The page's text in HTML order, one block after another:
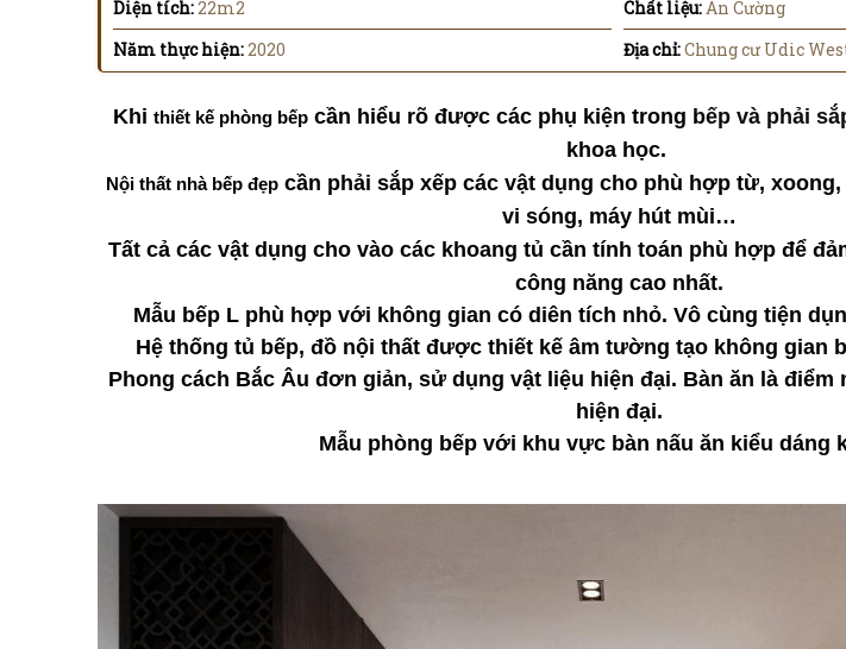
Diện tích:22m2 Chất liệu:An Cường
Năm thực hiện:2020 Địa chỉ:Chung cư Udic
Khi thiết kế phòng bếpcần hiểu rõ được các phụ kiện trong bếp và phải
khoa học.
Nội thất nhà bếp đẹp cần phải sắp xếp các vật dụng cho phù hợp từ,
vi sóng, máy hút mùi…
Tất cả các vật dụng cho vào các khoang tủ cần tính toán phù hợp để
công năng cao nhất.
Mẫu bếp L phù hợp với không gian có diên tích nhỏ. Vô cùng tiện
Hệ thống tủ bếp, đồ nội thất được thiết kế âm tường tạo không gian
Phong cách Bắc Âu đơn giản, sử dụng vật liệu hiện đại. Bàn ăn là điểm
hiện đại.
Mẫu phòng bếp với khu vực bàn nấu ăn kiểu dáng